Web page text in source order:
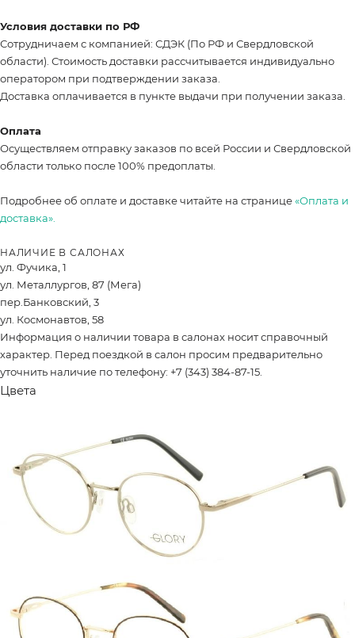
Условия доставки по РФ
Сотрудничаем с компанией: СДЭК (По РФ и Свердловской
области). Стоимость доставки рассчитывается индивидуально
оператором при подтверждении заказа.
Доставка оплачивается в пункте выдачи при получении заказа.
Оплата
Осуществляем отправку заказов по всей России и Свердловской
области только после 100% предоплаты.
Подробнее об оплате и доставке читайте на странице«Оплата и
доставка».
НАЛИЧИЕ В САЛОНАХ
ул. Фучика, 1
ул. Металлургов, 87 (Мега)
пер.Банковский, 3
ул. Космонавтов, 58
Информация о наличии товара в салонах носит справочный
характер. Перед поездкой в салон просим предварительно
уточнить наличие по телефону: +7 (343) 384-87-15.
Цвета